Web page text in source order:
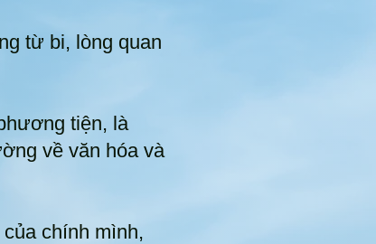
từ bi, lòng quan
tiện, là
về văn hóa và
chính mình,